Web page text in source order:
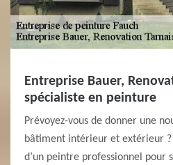
Entreprise Bauer,
spécialiste en peinture
Prévoyez-vous de donner une
bâtiment intérieur et extérieur ?
d’un peintre professionnel pour